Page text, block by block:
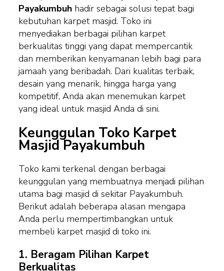
Payakumbuhhadir sebagai solusi tepat bagi
kebutuhan karpet masjid. Toko ini
menyediakan berbagai pilihan karpet
berkualitas tinggi yang dapat mempercantik
dan memberikan kenyamanan lebih bagi para
jamaah yang beribadah. Dari kualitas terbaik,
desain yang menarik, hingga harga yang
kompetitif, Anda akan menemukan karpet
yang ideal untuk masjid Anda di sini.
Keunggulan Toko Karpet
Masjid Payakumbuh
Toko kami terkenal dengan berbagai
keunggulan yang membuatnya menjadi pilihan
utama bagi masjid di sekitar Payakumbuh.
Berikut adalah beberapa alasan mengapa
Anda perlu mempertimbangkan untuk
membeli karpet masjid di toko ini.
1. Beragam Pilihan Karpet
Berkualitas